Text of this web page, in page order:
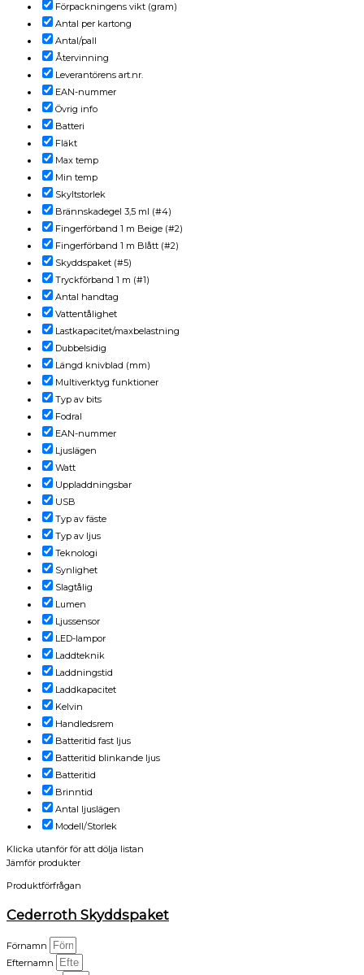
Förpackningens vikt (gram)
Antal per kartong
Antal/pall
Återvinning
Leverantörens art.nr.
EAN-nummer
Övrig info
Batteri
Fläkt
Max temp
Min temp
Skyltstorlek
Brännskadegel 3,5 ml (#4)
Fingerförband 1 m Beige (#2)
Fingerförband 1 m Blått (#2)
Skyddspaket (#5)
Tryckförband 1 m (#1)
Antal handtag
Vattentålighet
Lastkapacitet/maxbelastning
Dubbelsidig
Längd knivblad (mm)
Multiverktyg funktioner
Typ av bits
Fodral
EAN-nummer
Ljuslägen
Watt
Uppladdningsbar
USB
Typ av fäste
Typ av ljus
Teknologi
Synlighet
Slagtålig
Lumen
Ljussensor
LED-lampor
Laddteknik
Laddningstid
Laddkapacitet
Kelvin
Handledsrem
Batteritid fast ljus
Batteritid blinkande ljus
Batteritid
Brinntid
Antal ljuslägen
Modell/Storlek
Klicka utanför för att dölja listan
Jämför produkter
Produktförfrågan
Cederroth Skyddspaket
Förnamn
Efternamn